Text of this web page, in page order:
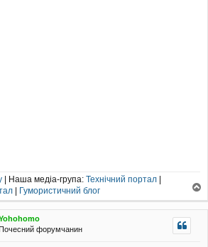
| Наша медіа-група: Технічний портал
Гумористичний блог
о
г
форумчанин